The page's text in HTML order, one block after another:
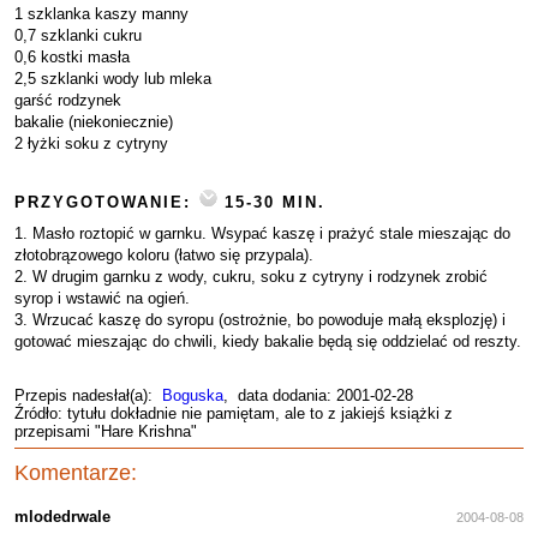
1 szklanka kaszy manny
0,7 szklanki cukru
0,6 kostki masła
2,5 szklanki wody lub mleka
garść rodzynek
bakalie (niekoniecznie)
2 łyżki soku z cytryny
PRZYGOTOWANIE:
15-30 MIN.
1. Masło roztopić w garnku. Wsypać kaszę i prażyć stale mieszając do
złotobrązowego koloru (łatwo się przypala).
2. W drugim garnku z wody, cukru, soku z cytryny i rodzynek zrobić
syrop i wstawić na ogień.
3. Wrzucać kaszę do syropu (ostrożnie, bo powoduje małą eksplozję) i
gotować mieszając do chwili, kiedy bakalie będą się oddzielać od reszty.
Przepis nadesłał(a): Boguska, data dodania: 2001-02-28
Źródło: tytułu dokładnie nie pamiętam, ale to z jakiejś książki z
przepisami "Hare Krishna"
Komentarze:
mlodedrwale 2004-08-08